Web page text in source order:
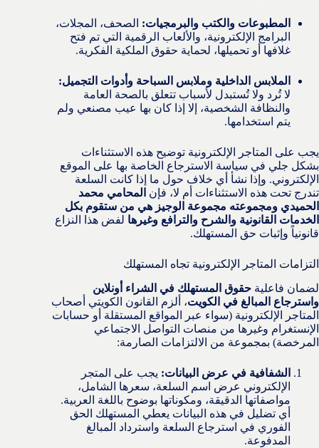
المطبوعات والكتب والبرمجيات: الصحف، المجلات،
البرامج الإلكترونية، والألعاب الرقمية التي تم فتح
غلافها أو تحميلها، لحماية حقوق الملكية الفكرية.
الملابس الداخلية وملابس السباحة وأدوات التجميل:
لا تُرد ولا تُستبدل لأسباب تتعلق بالصحة العامة
والنظافة الشخصية، إلا إذا كان بها عيب مصنعي ولم
يتم استخدامها.
يجب على المتاجر الإلكترونية توضيح هذه الاستثناءات
بشكل جلي في سياسة الاسترجاع الخاصة بها على الموقع
الإلكتروني. وإذا نشأ أي خلاف حول ما إذا كانت السلعة
تندرج تحت هذه الاستثناءات أم لا، فإن المحامي محمد
الحميدي ومجموعته مجموعة الوجيز هي من ستقوم بكل
الخدمات القانونية والشرح والترافع وغيرها لفض هذا النزاع
قانونياً وإثبات حق المستهلك.
التزامات المتاجر الإلكترونية تجاه المستهلك
لضمان فاعلية حقوق المستهلك في الشراء أونلاين
واسترجاع المبالغ في الكويت، ألزم القانون الكويتي أصحاب
المتاجر الإلكترونية (سواء عبر المواقع المستقلة أو حسابات
الإنستغرام وغيرها من منصات التواصل الاجتماعي
المرخصة) بمجموعة من الالتزامات الصارمة:
الشفافية في عرض البيانات: يجب على المتجر
الإلكتروني عرض اسم السلعة، سعرها الشامل،
مواصفاتها الدقيقة، ومكوناتها بوضوح باللغة العربية.
أي تضليل في هذه البيانات يعطي المستهلك الحق
الفوري في استرجاع السلعة واسترداد المبالغ
المدفوعة.